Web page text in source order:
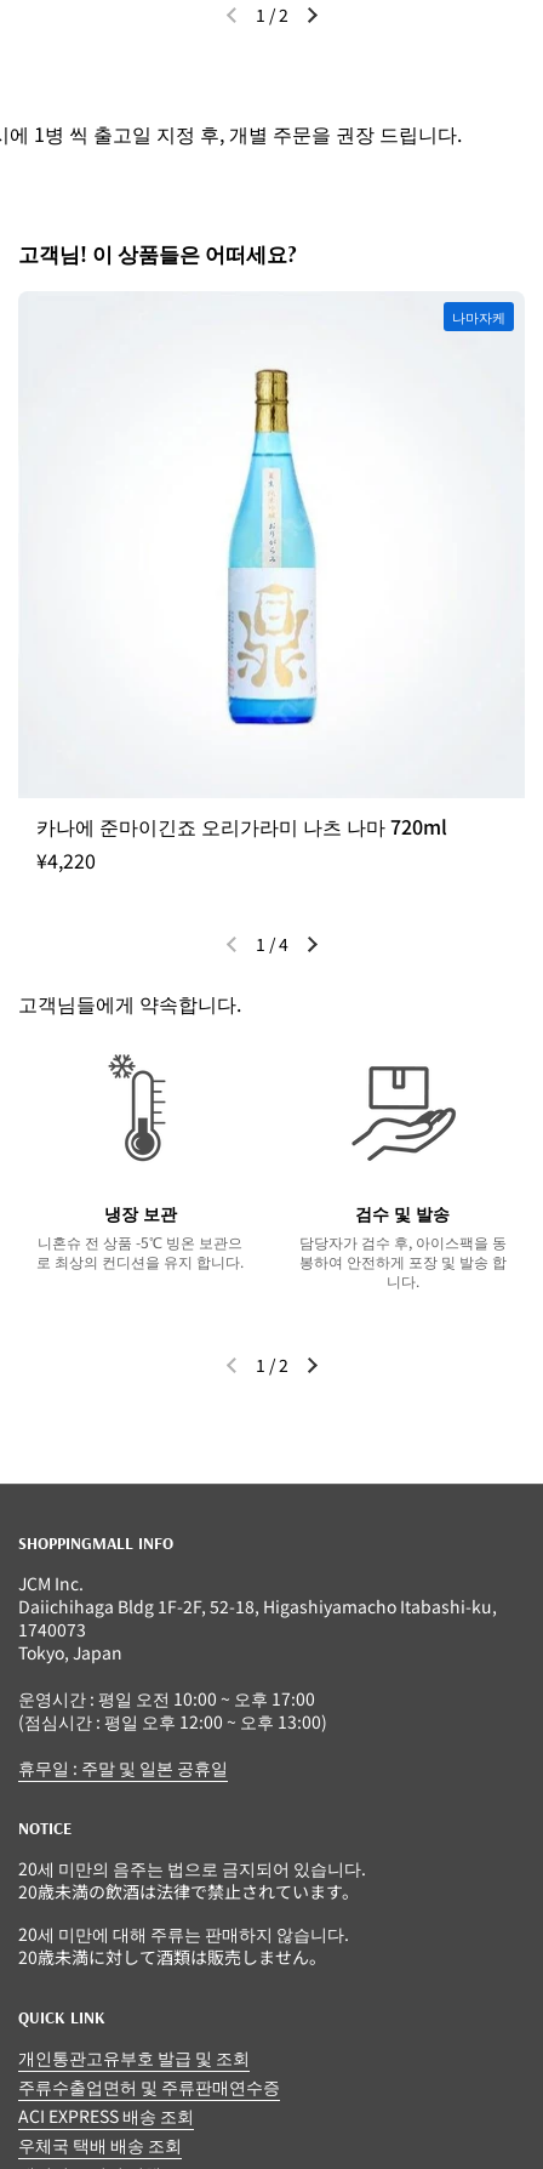
이전 슬라이드다음 슬라이드
1 /2
1병 씩 출고일 지정 후, 개별 주문을 권장 드립니다.
고객님! 이 상품들은 어떠세요?
카나에 준마이긴죠 오리가라미 나츠 나마 720ml
¥4,220
나마자케
이전 슬라이드다음 슬라이드
1 /4
고객님들에게 약속합니다.
냉장 보관
니혼슈 전 상품 -5℃ 빙온 보관으
로 최상의 컨디션을 유지 합니다.
검수 및 발송
담당자가 검수 후, 아이스팩을 동
봉하여 안전하게 포장 및 발송 합
니다.
이전 슬라이드다음 슬라이드
1 /2
SHOPPINGMALL INFO
JCM Inc.
Daiichihaga Bldg 1F-2F, 52-18, Higashiyamacho Itabashi-ku,
1740073
Tokyo, Japan
운영시간 : 평일 오전 10:00 ~ 오후 17:00
(점심시간 : 평일 오후 12:00 ~ 오후 13:00)
휴무일 : 주말 및 일본 공휴일
NOTICE
20세 미만의 음주는 법으로 금지되어 있습니다.
20歳未満の飲酒は法律で禁止されています。
20세 미만에 대해 주류는 판매하지 않습니다.
20歳未満に対して酒類は販売しません。
QUICK LINK
개인통관고유부호 발급 및 조회
주류수출업면허 및 주류판매연수증
ACI EXPRESS 배송 조회
우체국 택배 배송 조회